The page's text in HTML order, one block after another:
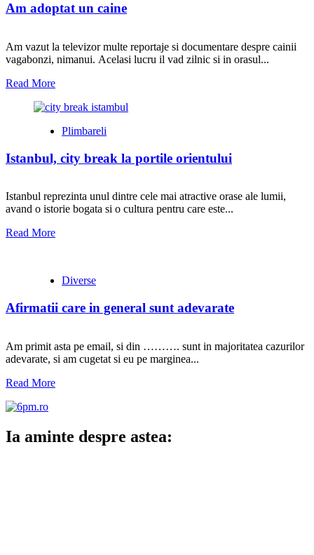
Am adoptat un caine
Am vazut la televizor multe reportaje si documentare despre cainii
vagabonzi, nimanui. Acelasi lucru il vad zilnic si in orasul...
Read More
Plimbareli
Istanbul, city break la portile orientului
Istanbul reprezinta unul dintre cele mai atractive orase ale lumii,
avand o istorie bogata si o cultura pentru care este...
Read More
Diverse
Afirmatii care in general sunt adevarate
Am primit asta pe email, si din ………. sunt in majoritatea cazurilor
adevarate, si am cugetat si eu pe marginea...
Read More
Ia aminte despre astea: